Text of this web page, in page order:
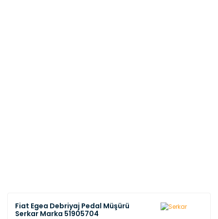
Fiat Egea Debriyaj Pedal Müşürü
Serkar Marka 51905704